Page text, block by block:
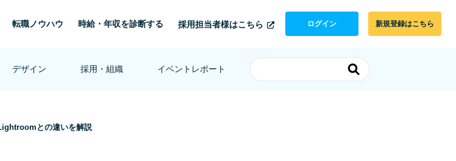
転職ノウハウ 時給・年収を診断する 採用担当者様はこちら ログイン 新規登録はこちら
デザイン 採用・組織 イベントレポート
との違いを解説